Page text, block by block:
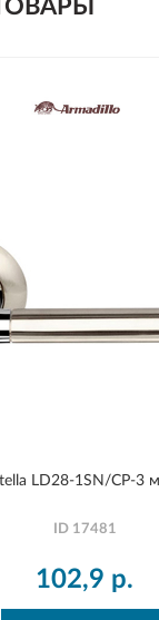
LD28-1SN/CP-3
ID 17481
102,9 р.